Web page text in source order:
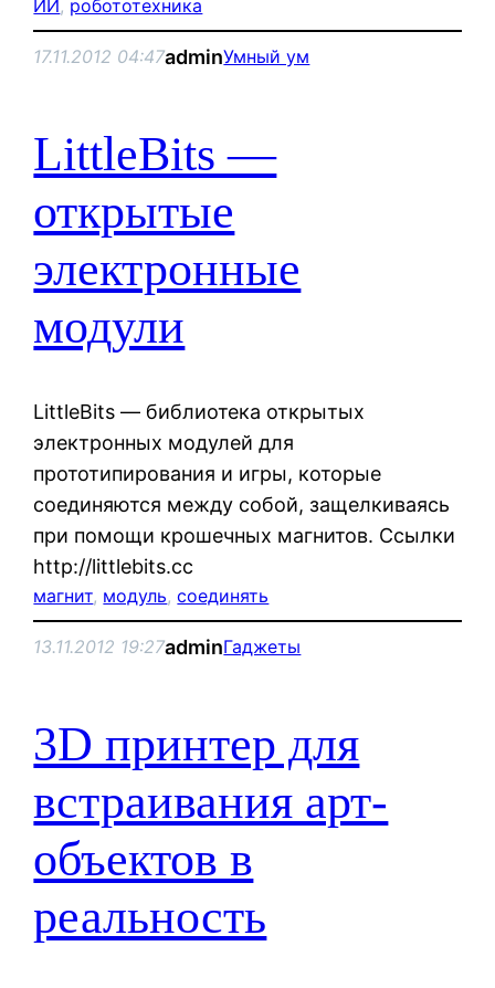
ИИ , робототехника
17.11.2012 04:47adminУмный ум
LittleBits —
открытые
электронные
модули
LittleBits — библиотека открытых
электронных модулей для
прототипирования и игры, которые
соединяются между собой, защелкиваясь
при помощи крошечных магнитов. Ссылки
http://littlebits.cc
магнит, модуль, соединять
13.11.2012 19:27adminГаджеты
3D принтер для
встраивания арт-
объектов в
реальность